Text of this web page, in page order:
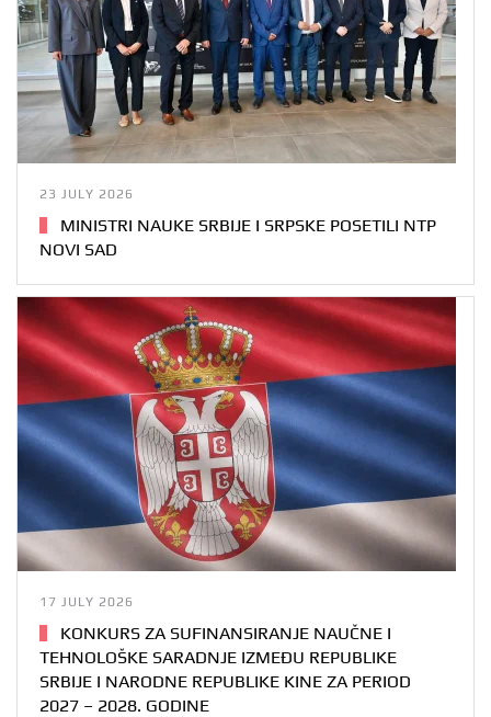
23 JULY 2026
MINISTRI NAUKE SRBIJE I SRPSKE POSETILI NTP
NOVI SAD
17 JULY 2026
KONKURS ZA SUFINANSIRANJE NAUČNE I
TEHNOLOŠKE SARADNJE IZMEĐU REPUBLIKE
SRBIJE I NARODNE REPUBLIKE KINE ZA PERIOD
2027 – 2028. GODINE